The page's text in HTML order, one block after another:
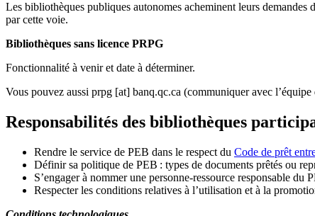
Les bibliothèques publiques autonomes acheminent leurs
par cette voie.
Bibliothèques sans licence PRPG
Fonctionnalité à venir et date à déterminer.
Vous pouvez aussi prpg [at] banq.qc.ca (communiquer avec
Responsabilités des bibliothèques
Rendre le service de PEB dans le respect du Code de prêt
Définir sa politique de PEB : types de documents prêtés ou
S’engager à nommer une personne-ressource responsable du
Respecter les conditions relatives à l’utilisation et à la